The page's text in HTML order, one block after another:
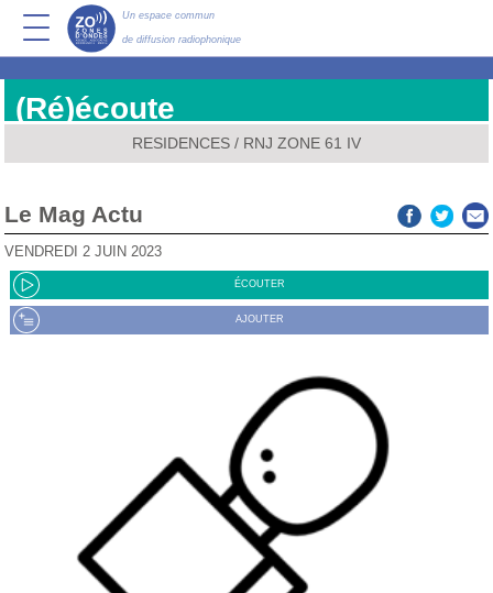
Un espace commun
de diffusion radiophonique
(Ré)écoute
RESIDENCES / RNJ ZONE 61 IV
Le Mag Actu
VENDREDI 2 JUIN 2023
ÉCOUTER
AJOUTER